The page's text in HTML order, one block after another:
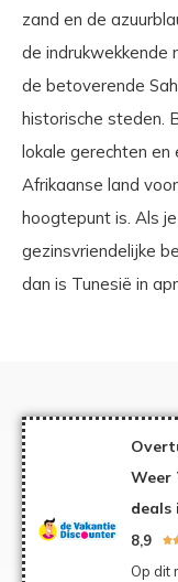
zand en de
de indrukwekkende
de betoverende
historische steden.
lokale gerechten en
Afrikaanse land
hoogtepunt is. Als
gezinsvriendelijke
dan is Tunesië in
Weer
deals
8,9 
Op dit